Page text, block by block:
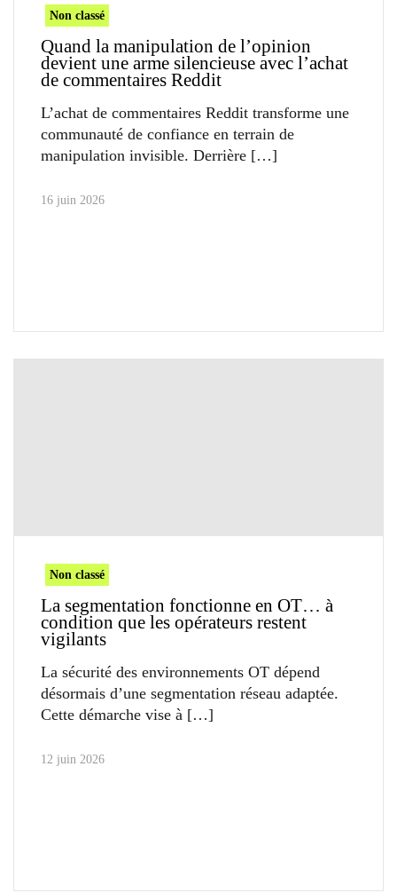
Non classé
Quand la manipulation de l’opinion
devient une arme silencieuse avec l’achat
de commentaires Reddit
L’achat de commentaires Reddit transforme une
communauté de confiance en terrain de
manipulation invisible. Derrière
16 juin 2026
Non classé
La segmentation fonctionne en OT… à
condition que les opérateurs restent
vigilants
La sécurité des environnements OT dépend
désormais d’une segmentation réseau adaptée.
Cette démarche vise à
12 juin 2026